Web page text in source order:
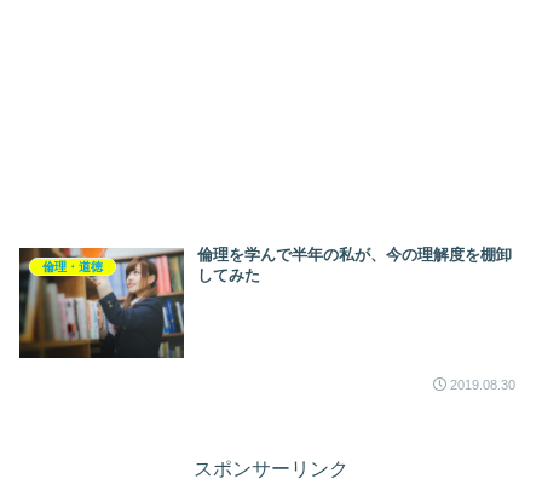
倫理・道徳
倫理を学んで半年の私が、今の理解度を棚卸
してみた
2019.08.30
スポンサーリンク